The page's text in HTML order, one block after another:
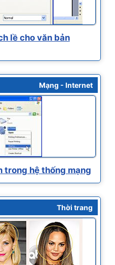
lề cho văn bản
Mạng - Internet
trong hệ thống mạng
Thời trang